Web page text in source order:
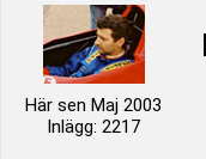
Här sen Maj 2003
Inlägg: 2217